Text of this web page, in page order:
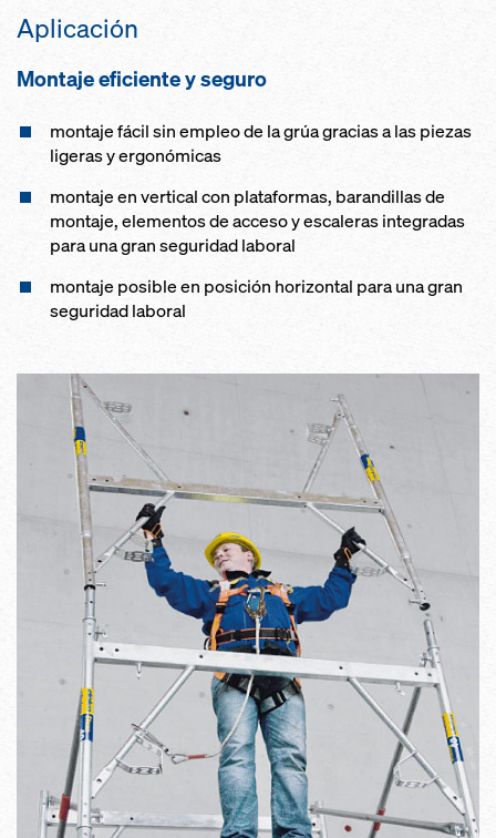
Aplicación
Montaje eficiente y seguro
montaje fácil sin empleo de la grúa gracias a las piezas
ligeras y ergonómicas
montaje en vertical con plataformas, barandillas de
montaje, elementos de acceso y escaleras integradas
para una gran seguridad laboral
montaje posible en posición horizontal para una gran
seguridad laboral